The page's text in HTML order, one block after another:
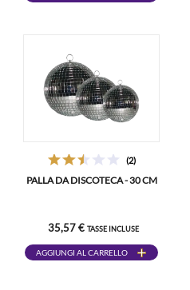
(2)
PALLA DA DISCOTECA - 30 CM
35,57 € TASSE INCLUSE
AGGIUNGI AL CARRELLO